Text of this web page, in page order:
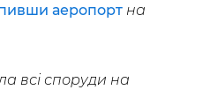
аеропортна
всі споруди на